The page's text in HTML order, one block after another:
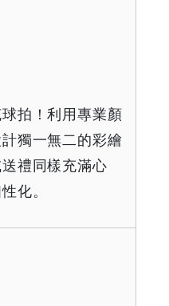
拍！利用專業顏
獨一無二的彩繪
禮同樣充滿心
化。